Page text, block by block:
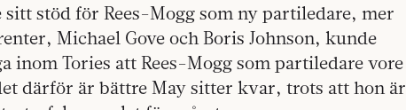
sitt stöd för Rees-Mogg som ny partiledare, mer
Michael Gove och Boris Johnson, kunde
inom Tories att Rees-Mogg som partiledare vore
därför är bättre May sitter kvar, trots att hon är